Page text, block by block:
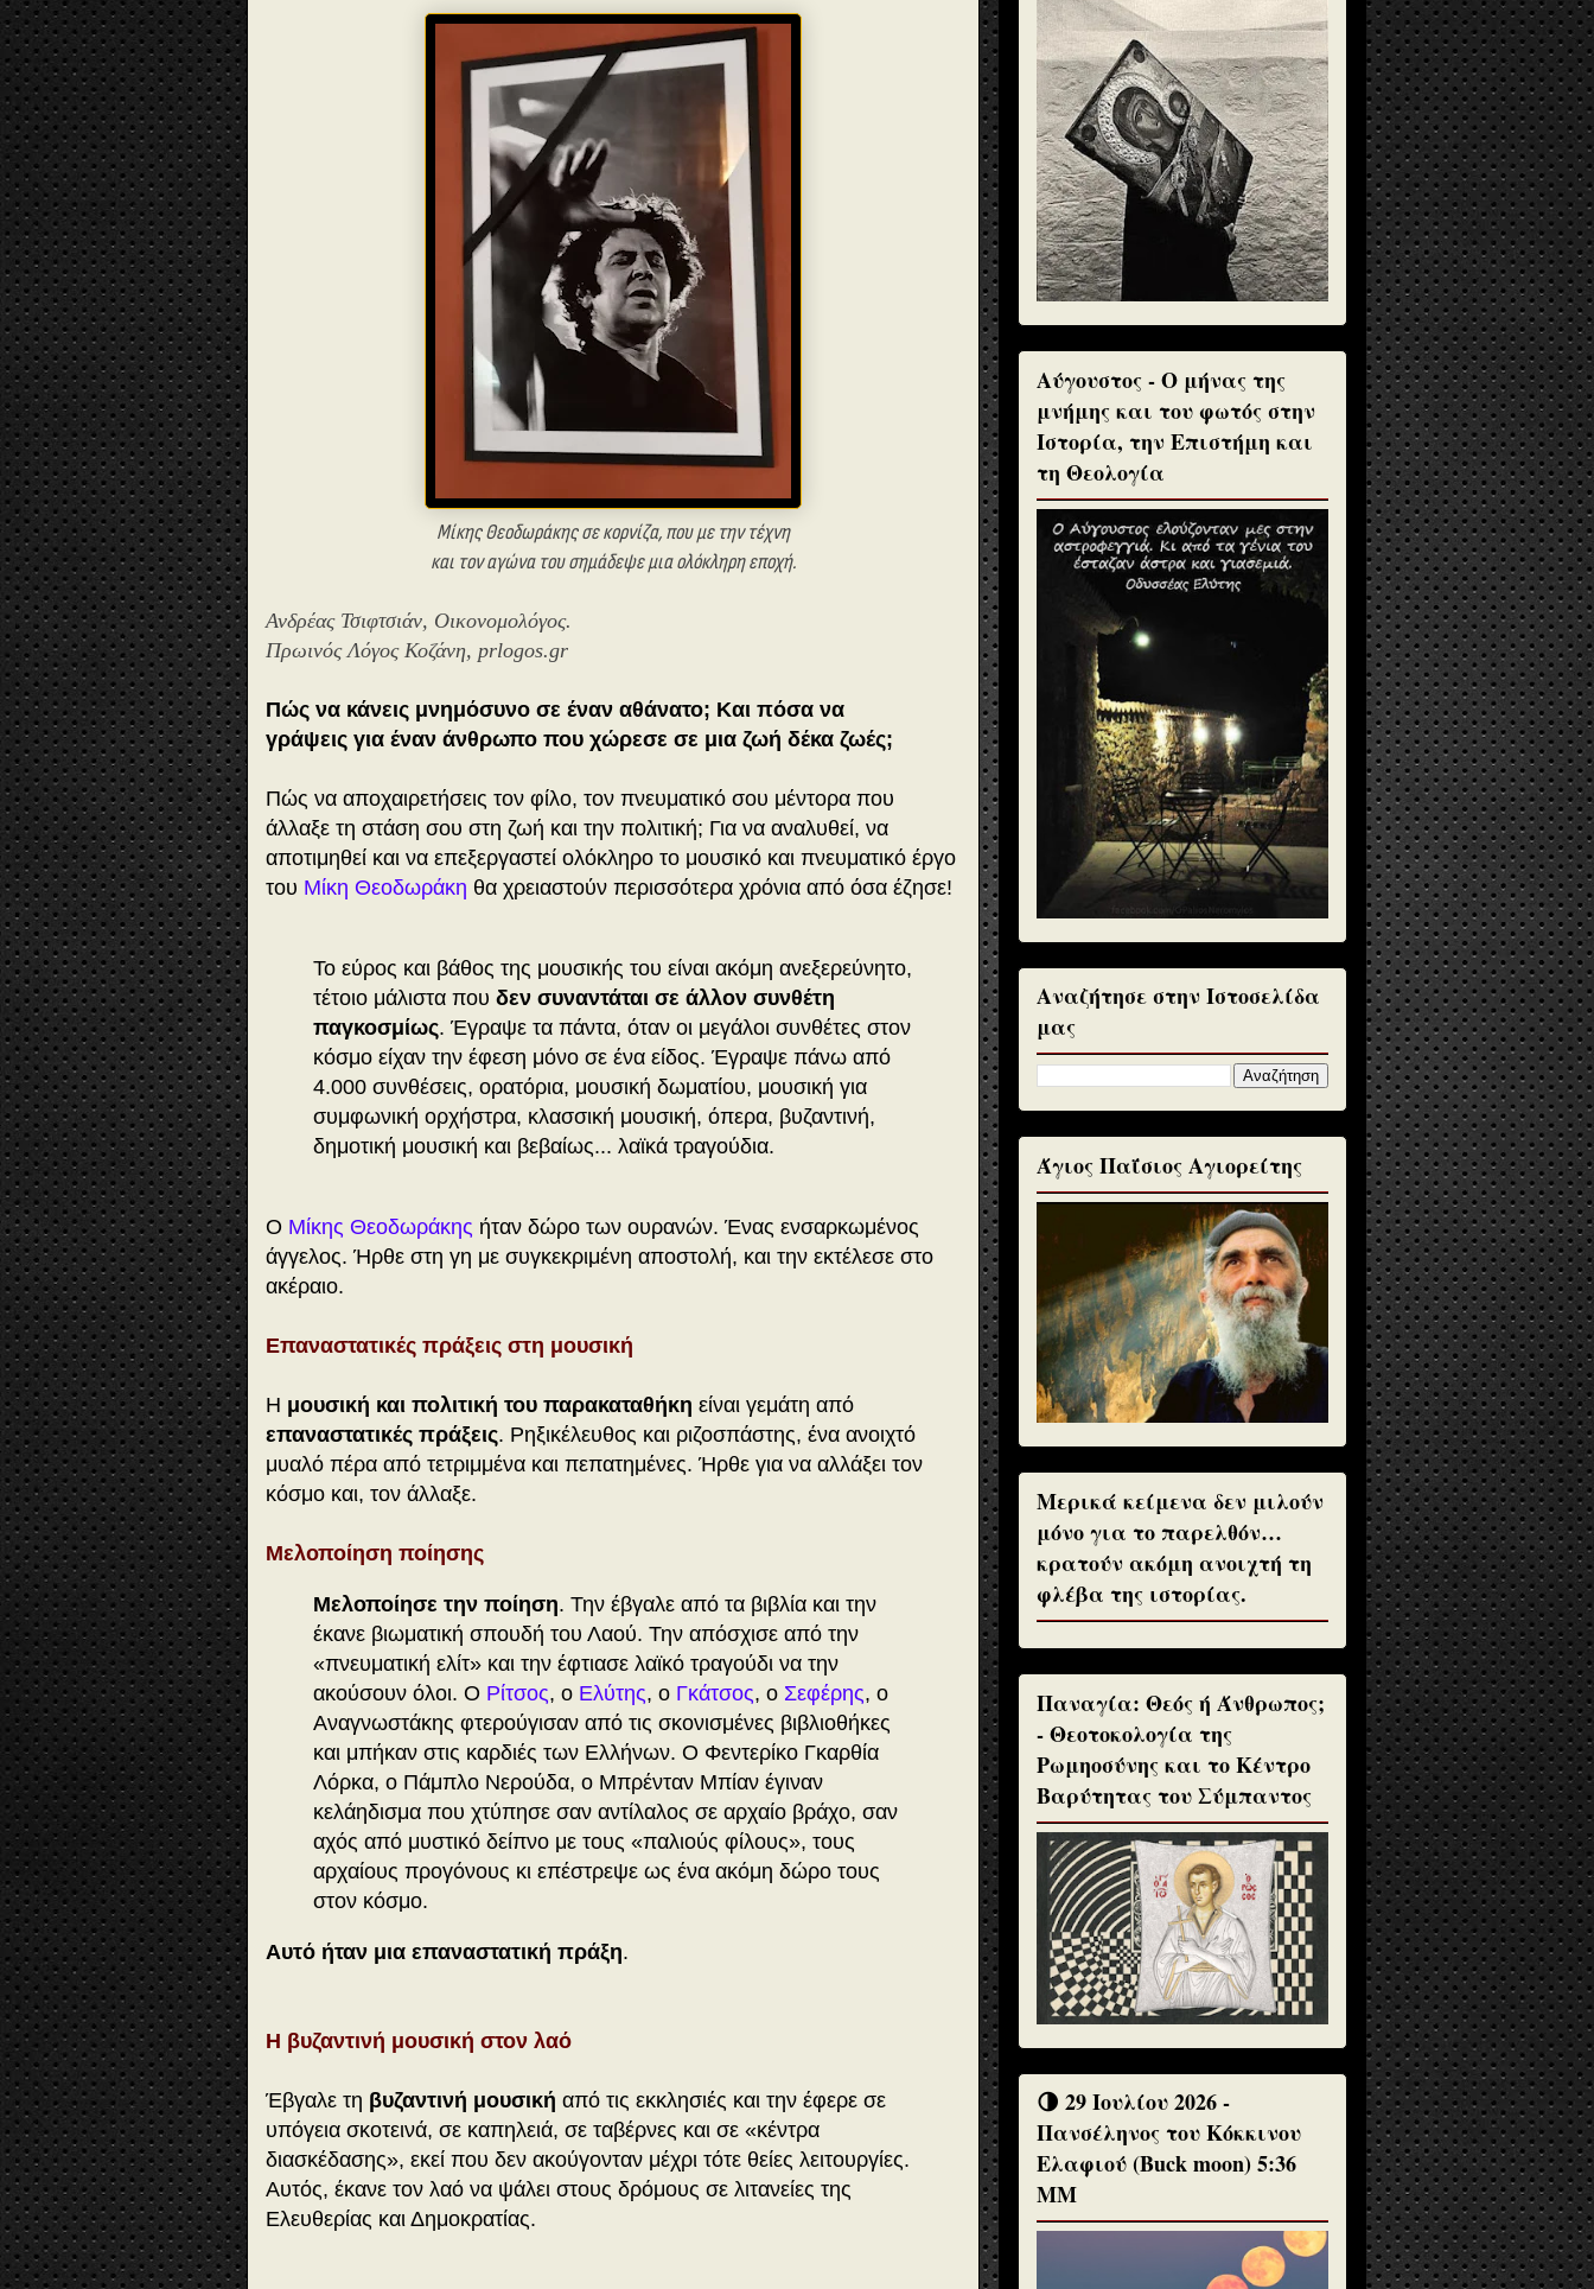
Μίκης Θεοδωράκης σε κορνίζα, που με την τέχνη
και τον αγώνα του σημάδεψε μια ολόκληρη εποχή.
Ανδρέας Τσιφτσιάν, Οικονομολόγος.
Πρωινός Λόγος Κοζάνη, prlogos.gr
Πώς να κάνεις μνημόσυνο σε έναν αθάνατο; Και πόσα να
γράψεις για έναν άνθρωπο που χώρεσε σε μια ζωή δέκα ζωές;
Πώς να αποχαιρετήσεις τον φίλο, τον πνευματικό σου μέντορα που
άλλαξε τη στάση σου στη ζωή και την πολιτική; Για να αναλυθεί, να
αποτιμηθεί και να επεξεργαστεί ολόκληρο το μουσικό και πνευματικό έργο
του Μίκη Θεοδωράκη θα χρειαστούν περισσότερα χρόνια από όσα έζησε!
Το εύρος και βάθος της μουσικής του είναι ακόμη ανεξερεύνητο,
τέτοιο μάλιστα που δεν συναντάται σε άλλον συνθέτη
παγκοσμίως. Έγραψε τα πάντα, όταν οι μεγάλοι συνθέτες στον
κόσμο είχαν την έφεση μόνο σε ένα είδος. Έγραψε πάνω από
4.000 συνθέσεις, ορατόρια, μουσική δωματίου, μουσική για
συμφωνική ορχήστρα, κλασσική μουσική, όπερα, βυζαντινή,
δημοτική μουσική και βεβαίως... λαϊκά τραγούδια.
Ο Μίκης Θεοδωράκης ήταν δώρο των ουρανών. Ένας ενσαρκωμένος
άγγελος. Ήρθε στη γη με συγκεκριμένη αποστολή, και την εκτέλεσε στο
ακέραιο.
Επαναστατικές πράξεις στη μουσική
Η μουσική και πολιτική του παρακαταθήκη είναι γεμάτη από
επαναστατικές πράξεις. Ρηξικέλευθος και ριζοσπάστης, ένα ανοιχτό
μυαλό πέρα από τετριμμένα και πεπατημένες. Ήρθε για να αλλάξει τον
κόσμο και, τον άλλαξε.
Μελοποίηση ποίησης
Μελοποίησε την ποίηση. Την έβγαλε από τα βιβλία και την
έκανε βιωματική σπουδή του Λαού. Την απόσχισε από την
«πνευματική ελίτ» και την έφτιασε λαϊκό τραγούδι να την
ακούσουν όλοι. Ο Ρίτσος, ο Ελύτης, ο Γκάτσος, ο Σεφέρης, ο
Αναγνωστάκης φτερούγισαν από τις σκονισμένες βιβλιοθήκες
και μπήκαν στις καρδιές των Ελλήνων. Ο Φεντερίκο Γκαρθία
Λόρκα, ο Πάμπλο Νερούδα, ο Μπρένταν Μπίαν έγιναν
κελάηδισμα που χτύπησε σαν αντίλαλος σε αρχαίο βράχο, σαν
αχός από μυστικό δείπνο με τους «παλιούς φίλους», τους
αρχαίους προγόνους κι επέστρεψε ως ένα ακόμη δώρο τους
στον κόσμο.
Αυτό ήταν μια επαναστατική πράξη.
Η βυζαντινή μουσική στον λαό
Έβγαλε τη βυζαντινή μουσική από τις εκκλησιές και την έφερε σε
υπόγεια σκοτεινά, σε καπηλειά, σε ταβέρνες και σε «κέντρα
διασκέδασης», εκεί που δεν ακούγονταν μέχρι τότε θείες λειτουργίες.
Αυτός, έκανε τον λαό να ψάλει στους δρόμους σε λιτανείες της
Ελευθερίας και Δημοκρατίας.
Αύγουστος - Ο μήνας της
μνήμης και του φωτός στην
Ιστορία, την Επιστήμη και
τη Θεολογία
Αναζήτησε στην Ιστοσελίδα
μας
Άγιος Παΐσιος Αγιορείτης
Μερικά κείμενα δεν μιλούν
μόνο για το παρελθόν…
κρατούν ακόμη ανοιχτή τη
φλέβα της ιστορίας.
Παναγία: Θεός ή Άνθρωπος;
- Θεοτοκολογία της
Ρωμηοσύνης και το Κέντρο
Βαρύτητας του Σύμπαντος
🌗 29 Ιουλίου 2026 -
Πανσέληνος του Κόκκινου
Ελαφιού (Buck moon) 5:36
ΜΜ